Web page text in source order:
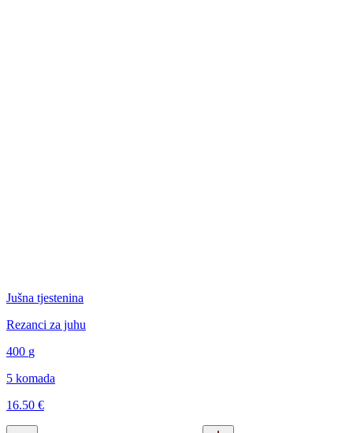
Jušna tjestenina
Rezanci za juhu
400 g
5 komada
16.50 €